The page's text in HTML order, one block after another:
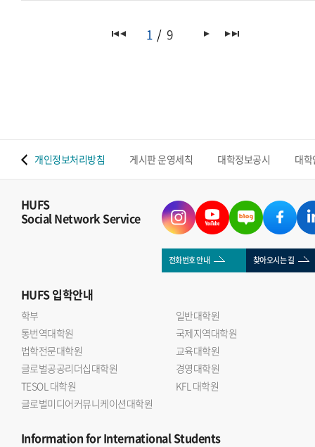
1 9
개인정보처리방침 게시판 운영세칙 대학정보공시 대
HUFS
Social Network Service
전화번호 안내 찾아오시는 길
HUFS입학안내
학부
일반대학원
통번역대학원
국제지역대학원
법학전문대학원
교육대학원
글로벌공공리더십대학원
경영대학원
TESOL 대학원
KFL 대학원
글로벌미디어커뮤니케이션대학원
Informationfor International Students